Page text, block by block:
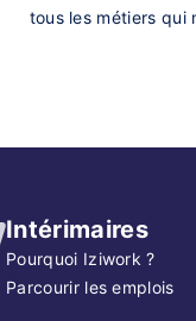
tous les métiers qui
Intérimaires
Pourquoi Iziwork ?
Parcourir les emplois